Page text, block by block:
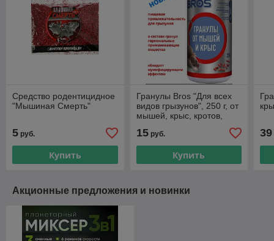
Средство родентицидное
"Мышиная Смерть"
5 руб.
Купить
Гранулы Bros "Для всех
видов грызунов", 250 г, от
мышей, крыс, кротов,
15руб.
Купить
39
Акционные предложения и новинки